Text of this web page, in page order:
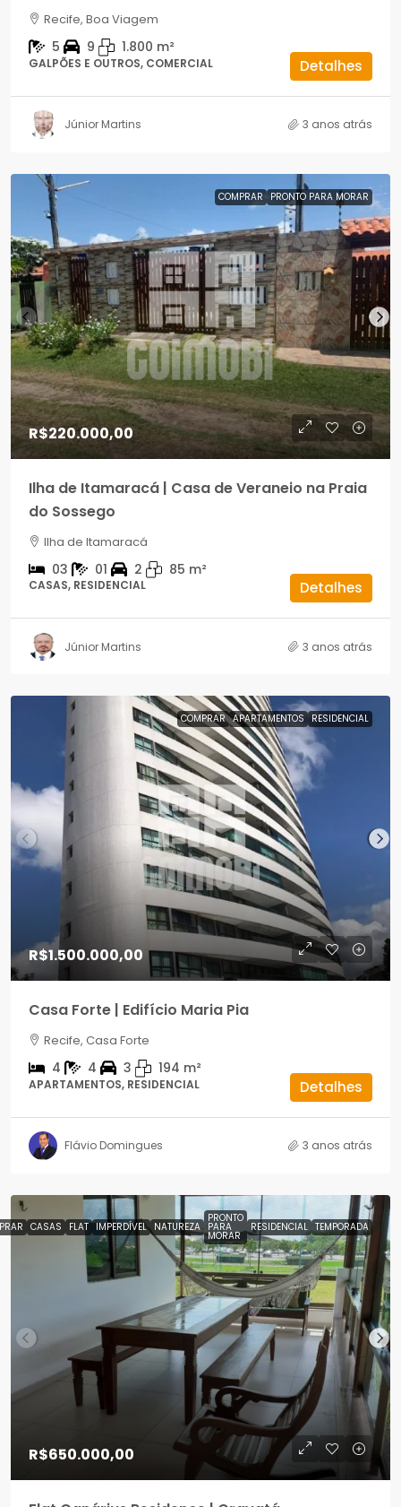
Recife, Boa Viagem
5 9 1.800 m²
GALPÕES E OUTROS, COMERCIAL Detalhes
Júnior Martins 3 anos atrás
COMPRAR PRONTO PARA MORAR
R$220.000,00
Ilha de Itamaracá | Casa de Veraneio na Praia
do Sossego
Ilha de Itamaracá
03 01 2 85 m²
CASAS, RESIDENCIAL Detalhes
Júnior Martins 3 anos atrás
COMPRAR APARTAMENTOS RESIDENCIAL
R$1.500.000,00
Casa Forte | Edifício Maria Pia
Recife, Casa Forte
4 4 3 194 m²
APARTAMENTOS, RESIDENCIAL Detalhes
Flávio Domingues 3 anos atrás
CASAS FLAT IMPERDÍVEL NATUREZA
PRONTO
PARA
MORAR
RESIDENCIAL TEMPORADA
R$650.000,00